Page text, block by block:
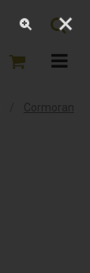
Cormoran